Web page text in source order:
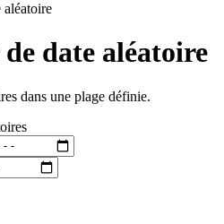
aléatoire
date aléatoire
dans une plage définie.